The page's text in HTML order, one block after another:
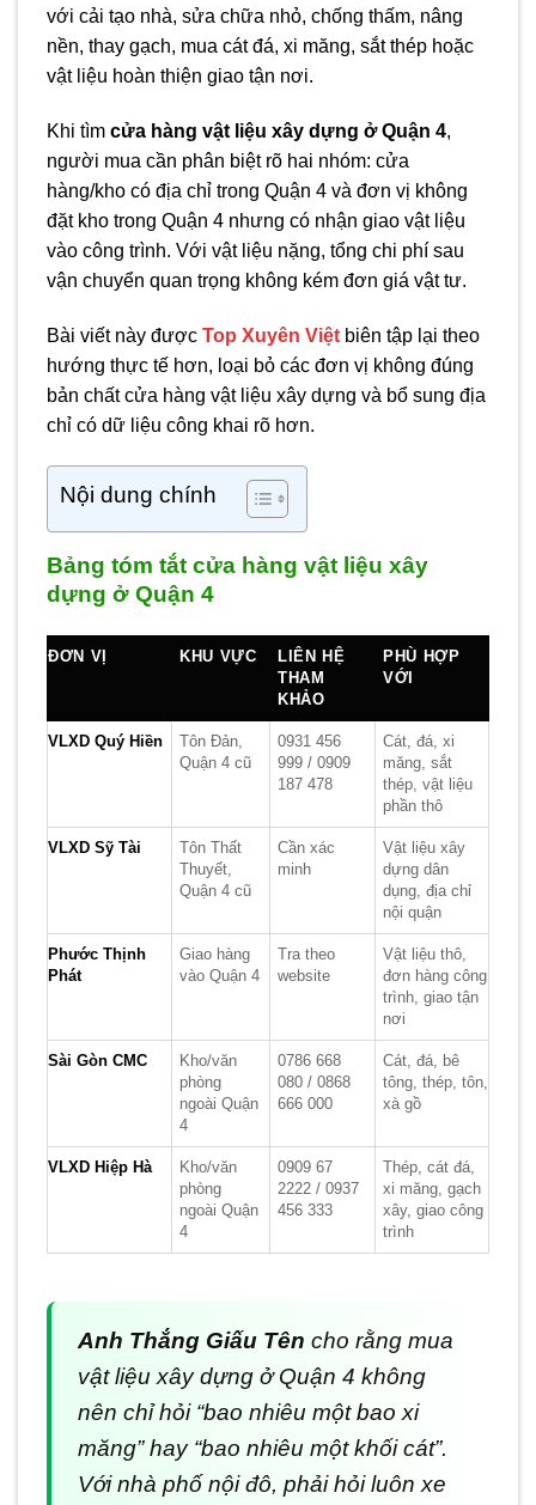
với cải tạo nhà, sửa chữa nhỏ, chống thấm, nâng
nền, thay gạch, mua cát đá, xi măng, sắt thép hoặc
vật liệu hoàn thiện giao tận nơi.
Khi tìm cửa hàng vật liệu xây dựng ở Quận 4,
người mua cần phân biệt rõ hai nhóm: cửa
hàng/kho có địa chỉ trong Quận 4 và đơn vị không
đặt kho trong Quận 4 nhưng có nhận giao vật liệu
vào công trình. Với vật liệu nặng, tổng chi phí sau
vận chuyển quan trọng không kém đơn giá vật tư.
Bài viết này được Top Xuyên Việt biên tập lại theo
hướng thực tế hơn, loại bỏ các đơn vị không đúng
bản chất cửa hàng vật liệu xây dựng và bổ sung địa
chỉ có dữ liệu công khai rõ hơn.
Nội dung chính
Bảng tóm tắt cửa hàng vật liệu xây
dựng ở Quận 4
ĐƠN VỊ KHU VỰC
LIÊN HỆ
THAM
KHẢO
PHÙ HỢP
VỚI
VLXD Quý Hiền
Tôn Đản,
Quận 4 cũ
0931 456
999 / 0909
187 478
Cát, đá, xi
măng, sắt
thép, vật liệu
phần thô
VLXD Sỹ Tài
Tôn Thất
Thuyết,
Quận 4 cũ
Cần xác
minh
Vật liệu xây
dựng dân
dụng, địa chỉ
nội quận
Phước Thịnh
Phát
Giao hàng
vào Quận 4
Tra theo
website
Vật liệu thô,
đơn hàng công
trình, giao tận
nơi
Sài Gòn CMC
Kho/văn
phòng
ngoài Quận
4
0786 668
080 / 0868
666 000
Cát, đá, bê
tông, thép, tôn,
xà gồ
VLXD Hiệp Hà
Kho/văn
phòng
ngoài Quận
4
0909 67
2222 / 0937
456 333
Thép, cát đá,
xi măng, gạch
xây, giao công
trình
Anh Thắng Giấu Tên cho rằng mua
vật liệu xây dựng ở Quận 4 không
nên chỉ hỏi “bao nhiêu một bao xi
măng” hay “bao nhiêu một khối cát”.
Với nhà phố nội đô, phải hỏi luôn xe